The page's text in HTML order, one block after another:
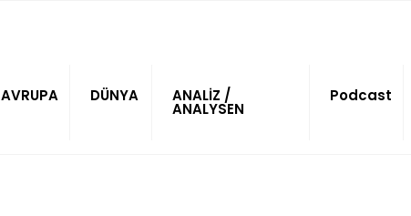
AVRUPA DÜNYA ANALİZ /
ANALYSEN
Podcast